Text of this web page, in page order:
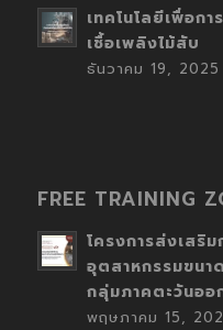
เทคโนโลยีเพื่อก
เชื้อเพลิงไม้สับ
ธันวาคม 19,
FREE TRAINING
โครงการส่งเสริ
อุตสาหกรรมขนา
กลุ่มภาคตะวันออ
พฤษภาคม 15,